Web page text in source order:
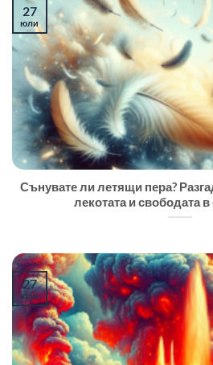
Сънувате ли летящи пера?
лекотата и свободата
27
юли
27
юли